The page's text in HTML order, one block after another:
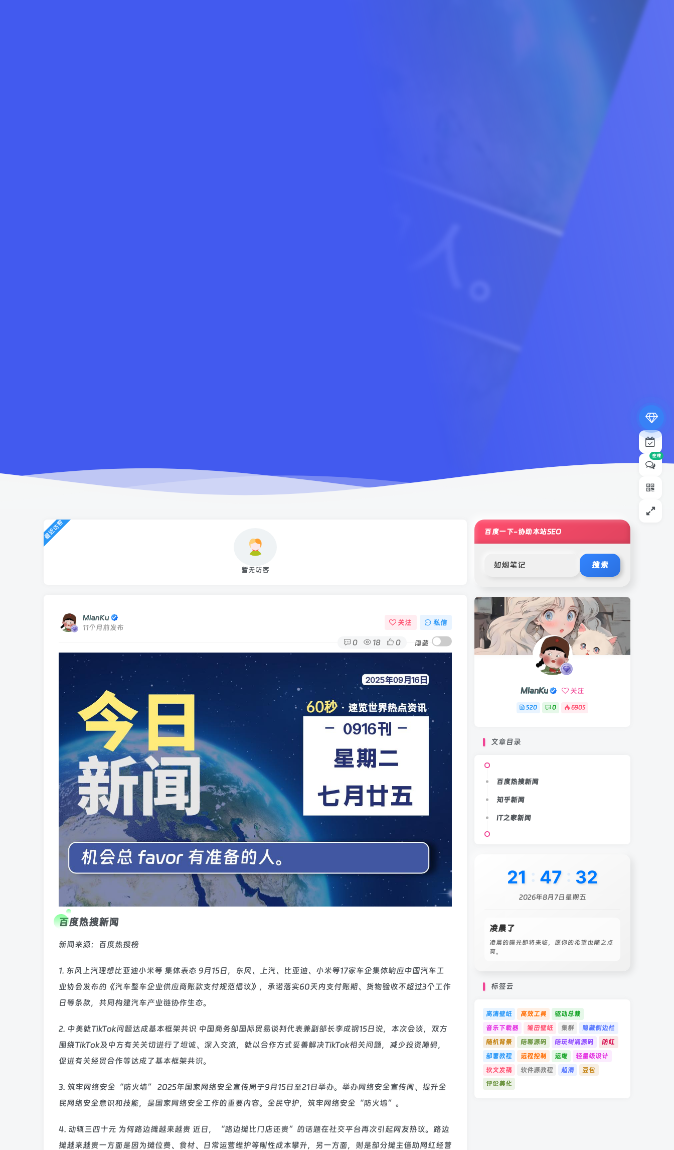
最近访客
暂无访客
MianKu
11个月前发布
关注 私信
0 18 0 隐藏
百度热搜新闻
新闻来源：百度热搜榜
1. 东风上汽理想比亚迪小米等 集体表态 9月15日，东风、上汽、比亚迪、小米等17家车企集体响应中国汽车工
业协会发布的《汽车整车企业供应商账款支付规范倡议》，承诺落实60天内支付账期、货物验收不超过3个工作
日等条款，共同构建汽车产业链协作生态。
2. 中美就TikTok问题达成基本框架共识 中国商务部国际贸易谈判代表兼副部长李成钢15日说，本次会谈，双方
围绕TikTok及中方有关关切进行了坦诚、深入交流，就以合作方式妥善解决TikTok相关问题，减少投资障碍，
促进有关经贸合作等达成了基本框架共识。
3. 筑牢网络安全“防火墙” 2025年国家网络安全宣传周于9月15日至21日举办。举办网络安全宣传周、提升全
民网络安全意识和技能，是国家网络安全工作的重要内容。全民守护，筑牢网络安全“防火墙”。
4. 动辄三四十元 为何路边摊越来越贵 近日，“路边摊比门店还贵”的话题在社交平台再次引起网友热议。路边
摊越来越贵一方面是因为摊位费、食材、日常运营维护等刚性成本攀升，另一方面，则是部分摊主借助网红经营
百度一下-协助本站SEO
搜索
MianKu 关注
520 0 6905
文章目录
百度热搜新闻
知乎新闻
IT之家新闻
21 : 47 : 34
2026年8月7日星期五
凌晨了
凌晨的曙光即将来临，愿你的希望也随之点
亮。
标签云
高清壁纸 高效工具
驱动总裁
音乐下载器
雏田壁纸 集群
隐藏侧边栏
随机背景
陪聊源码 陪玩树洞源码
防红
部署教程
远程控制 运维
轻量级设计
软文发稿
软件源教程 超清
豆包
评论美化
在线